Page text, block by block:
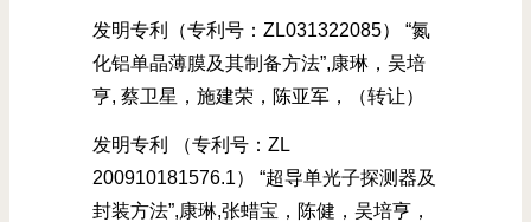
发明专利（专利号：ZL031322085） “氮
化铝单晶薄膜及其制备方法”,康琳，吴培
亨, 蔡卫星，施建荣，陈亚军，（转让）
发明专利 （专利号：ZL
200910181576.1） “超导单光子探测器及
封装方法”,康琳,张蜡宝，陈健，吴培亨，